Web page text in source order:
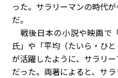
った。サラリーマンの時代
だ。
戦後日本の小説や映画で
氏」や「平均（たいら・ひ
が活躍したように、サラリ
だった。両著によると、サ